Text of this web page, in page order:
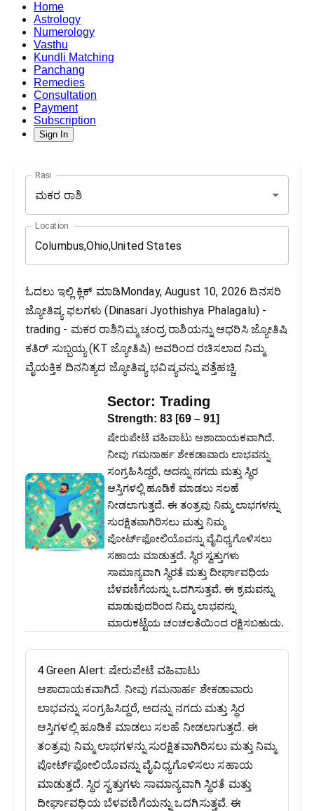
Home
Astrology
Numerology
Vasthu
Kundli Matching
Panchang
Remedies
Consultation
Payment
Subscription
Sign In
Rasi
ಮಕರ ರಾಶಿ
Location
ಓದಲು ಇಲ್ಲಿ ಕ್ಲಿಕ್ ಮಾಡಿMonday, August 10, 2026 ದಿನಸರಿ
ಜ್ಯೋತಿಷ್ಯ ಫಲಗಳು (Dinasari Jyothishya Phalagalu) -
trading - ಮಕರ ರಾಶಿನಿಮ್ಮ ಚಂದ್ರ ರಾಶಿಯನ್ನು ಆಧರಿಸಿ ಜ್ಯೋತಿಷಿ
ಕತಿರ್ ಸುಬ್ಬಯ್ಯ (KT ಜ್ಯೋತಿಷಿ) ಅವರಿಂದ ರಚಿಸಲಾದ ನಿಮ್ಮ
ವೈಯಕ್ತಿಕ ದಿನನಿತ್ಯದ ಜ್ಯೋತಿಷ್ಯ ಭವಿಷ್ಯವನ್ನು ಪತ್ತೆಹಚ್ಚಿ.
Sector: Trading
Strength: 83 [69 – 91]
ಷೇರುಪೇಟೆ ವಹಿವಾಟು ಆಶಾದಾಯಕವಾಗಿದೆ.
ನೀವು ಗಮನಾರ್ಹ ಶೇಕಡಾವಾರು ಲಾಭವನ್ನು
ಸಂಗ್ರಹಿಸಿದ್ದರೆ, ಅದನ್ನು ನಗದು ಮತ್ತು ಸ್ಥಿರ
ಆಸ್ತಿಗಳಲ್ಲಿ ಹೂಡಿಕೆ ಮಾಡಲು ಸಲಹೆ
ನೀಡಲಾಗುತ್ತದೆ. ಈ ತಂತ್ರವು ನಿಮ್ಮ ಲಾಭಗಳನ್ನು
ಸುರಕ್ಷಿತವಾಗಿರಿಸಲು ಮತ್ತು ನಿಮ್ಮ
ಪೋರ್ಟ್‌ಫೋಲಿಯೊವನ್ನು ವೈವಿಧ್ಯಗೊಳಿಸಲು
ಸಹಾಯ ಮಾಡುತ್ತದೆ. ಸ್ಥಿರ ಸ್ವತ್ತುಗಳು
ಸಾಮಾನ್ಯವಾಗಿ ಸ್ಥಿರತೆ ಮತ್ತು ದೀರ್ಘಾವಧಿಯ
ಬೆಳವಣಿಗೆಯನ್ನು ಒದಗಿಸುತ್ತವೆ. ಈ ಕ್ರಮವನ್ನು
ಮಾಡುವುದರಿಂದ ನಿಮ್ಮ ಲಾಭವನ್ನು
ಮಾರುಕಟ್ಟೆಯ ಚಂಚಲತೆಯಿಂದ ರಕ್ಷಿಸಬಹುದು.
4 Green Alert: ಷೇರುಪೇಟೆ ವಹಿವಾಟು
ಆಶಾದಾಯಕವಾಗಿದೆ. ನೀವು ಗಮನಾರ್ಹ ಶೇಕಡಾವಾರು
ಲಾಭವನ್ನು ಸಂಗ್ರಹಿಸಿದ್ದರೆ, ಅದನ್ನು ನಗದು ಮತ್ತು ಸ್ಥಿರ
ಆಸ್ತಿಗಳಲ್ಲಿ ಹೂಡಿಕೆ ಮಾಡಲು ಸಲಹೆ ನೀಡಲಾಗುತ್ತದೆ. ಈ
ತಂತ್ರವು ನಿಮ್ಮ ಲಾಭಗಳನ್ನು ಸುರಕ್ಷಿತವಾಗಿರಿಸಲು ಮತ್ತು ನಿಮ್ಮ
ಪೋರ್ಟ್‌ಫೋಲಿಯೊವನ್ನು ವೈವಿಧ್ಯಗೊಳಿಸಲು ಸಹಾಯ
ಮಾಡುತ್ತದೆ. ಸ್ಥಿರ ಸ್ವತ್ತುಗಳು ಸಾಮಾನ್ಯವಾಗಿ ಸ್ಥಿರತೆ ಮತ್ತು
ದೀರ್ಘಾವಧಿಯ ಬೆಳವಣಿಗೆಯನ್ನು ಒದಗಿಸುತ್ತವೆ. ಈ